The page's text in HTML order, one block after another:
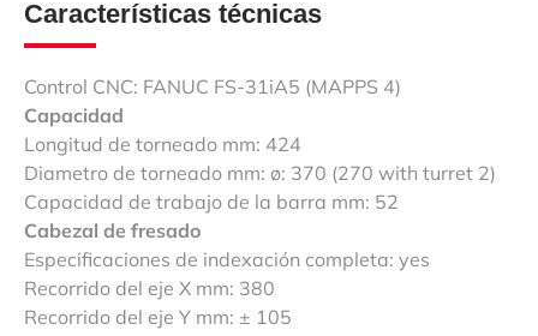
Características técnicas
Control CNC: FANUC FS-31iA5 (MAPPS 4)
Capacidad
Longitud de torneado mm: 424
Diametro de torneado mm: ø: 370 (270 with turret 2)
Capacidad de trabajo de la barra mm: 52
Cabezal de fresado
Especificaciones de indexación completa: yes
Recorrido del eje X mm: 380
Recorrido del eje Y mm: ± 105